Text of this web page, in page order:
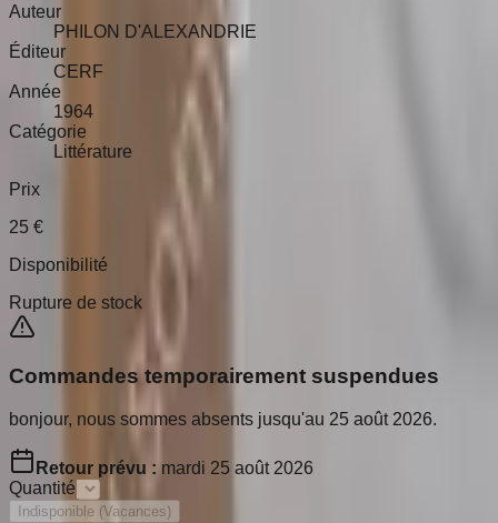
Auteur
PHILON D'ALEXANDRIE
Éditeur
CERF
Année
1964
Catégorie
Littérature
Prix
25 €
Disponibilité
Rupture de stock
Commandes temporairement suspendues
bonjour, nous sommes absents jusqu'au 25 août 2026.
Retour prévu : mardi 25 août 2026
Quantité
Indisponible (Vacances)